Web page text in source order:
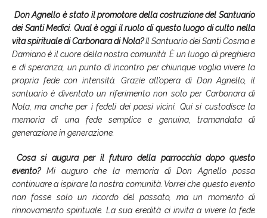
Don Agnello è stato il promotore della costruzione del Santuario
dei Santi Medici. Qual è oggi il ruolo di questo luogo di culto nella
vita spirituale di Carbonara di Nola?Il Santuario dei Santi Cosma e
Damiano è il cuore della nostra comunità. È un luogo di preghiera
e di speranza, un punto di incontro per chiunque voglia vivere la
propria fede con intensità. Grazie all’opera di Don Agnello, il
santuario è diventato un riferimento non solo per Carbonara di
Nola, ma anche per i fedeli dei paesi vicini. Qui si custodisce la
memoria di una fede semplice e genuina, tramandata di
generazione in generazione.
Cosa si augura per il futuro della parrocchia dopo questo
evento? Mi auguro che la memoria di Don Agnello possa
continuare a ispirare la nostra comunità. Vorrei che questo evento
non fosse solo un ricordo del passato, ma un momento di
rinnovamento spirituale. La sua eredità ci invita a vivere la fede